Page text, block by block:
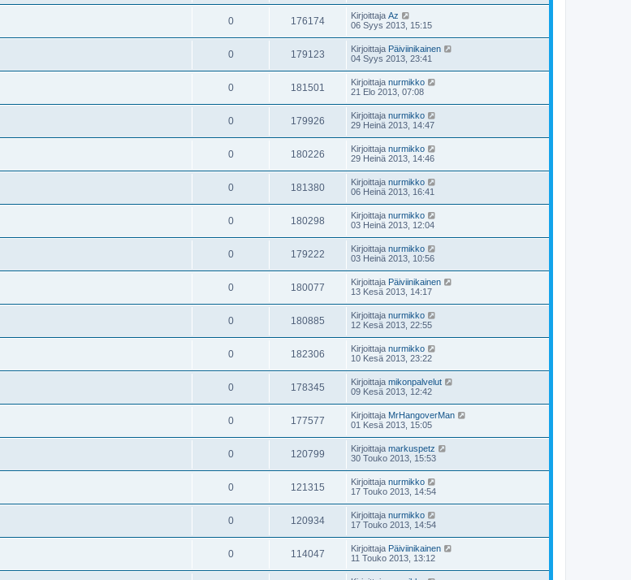
0 176174 Kirjoittaja Az
06 Syys 2013, 15:15
0 179123 Kirjoittaja Päiviinikainen
04 Syys 2013, 23:41
0 181501 Kirjoittaja nurmikko
21 Elo 2013, 07:08
0 179926 Kirjoittaja nurmikko
29 Heinä 2013, 14:47
0 180226 Kirjoittaja nurmikko
29 Heinä 2013, 14:46
0 181380 Kirjoittaja nurmikko
06 Heinä 2013, 16:41
0 180298 Kirjoittaja nurmikko
03 Heinä 2013, 12:04
0 179222 Kirjoittaja nurmikko
03 Heinä 2013, 10:56
0 180077 Kirjoittaja Päiviinikainen
13 Kesä 2013, 14:17
0 180885 Kirjoittaja nurmikko
12 Kesä 2013, 22:55
0 182306 Kirjoittaja nurmikko
10 Kesä 2013, 23:22
0 178345 Kirjoittaja mikonpalvelut
09 Kesä 2013, 12:42
0 177577 Kirjoittaja MrHangoverMan
01 Kesä 2013, 15:05
0 120799 Kirjoittaja markuspetz
30 Touko 2013, 15:53
0 121315 Kirjoittaja nurmikko
17 Touko 2013, 14:54
0 120934 Kirjoittaja nurmikko
17 Touko 2013, 14:54
0 114047 Kirjoittaja Päiviinikainen
11 Touko 2013, 13:12